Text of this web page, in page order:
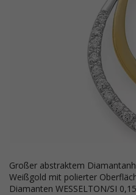
großer abstraktem Diamantanhänger in 14 karat Gold- und
Weißgold mit polierter
Diamanten WESSELTON/SI